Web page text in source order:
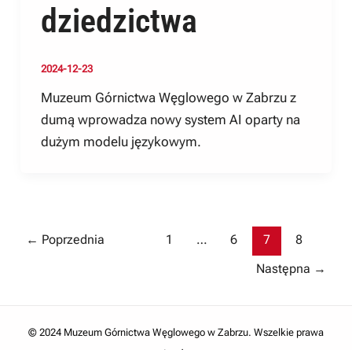
dziedzictwa
2024-12-23
Muzeum Górnictwa Węglowego w Zabrzu z
dumą wprowadza nowy system AI oparty na
dużym modelu językowym.
Post← Poprzednia 1 … 6 7
8
Następna →
© 2024 Muzeum Górnictwa Węglowego w Zabrzu. Wszelkie prawa